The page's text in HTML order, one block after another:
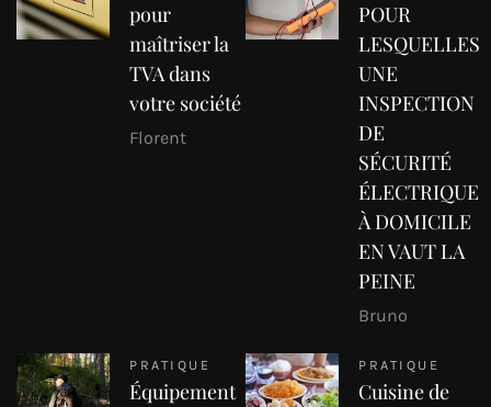
pour
maîtriser la
TVA dans
votre société
Florent
POUR
LESQUELLES
UNE
INSPECTION
DE
SÉCURITÉ
ÉLECTRIQUE
À DOMICILE
EN VAUT LA
PEINE
Bruno
PRATIQUE
Équipement
PRATIQUE
Cuisine de